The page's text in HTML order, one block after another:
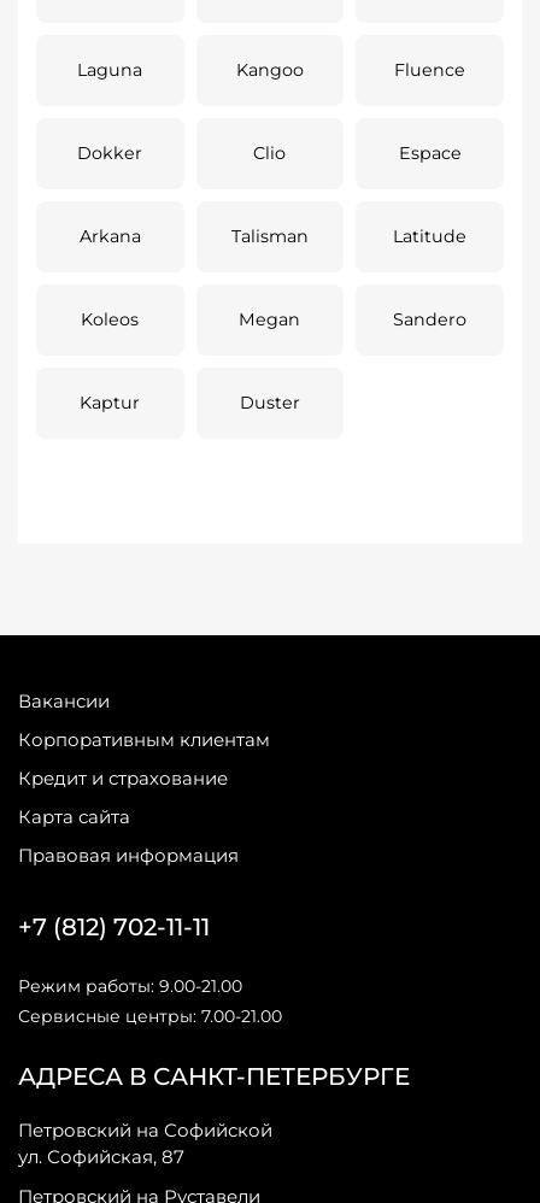
Laguna Kangoo Fluence
Dokker Clio Espace
Arkana Talisman Latitude
Koleos Megan Sandero
Kaptur Duster
Вакансии
Корпоративным клиентам
Кредит и страхование
Карта сайта
Правовая информация
АДРЕСА В САНКТ-ПЕТЕРБУРГЕ
Петровский на Софийской
ул. Софийская, 87
Петровский на Руставели
+7 (812) 702-11-11
Режим работы: 9.00-21.00
Сервисные центры: 7.00-21.00